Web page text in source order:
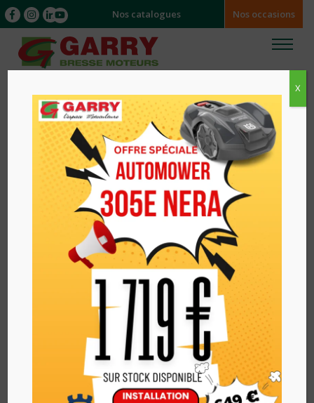
Nos catalogues Nos occasions
/ TAILLE HAIES A BATTERIE 322IHD60
HUSQVARNA
X